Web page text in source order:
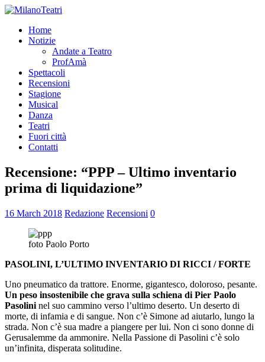
Home
Notizie
Andate a Teatro
ProfAmà
Spettacoli
Recensioni
Stagione
Musical
Danza
Teatri
Fuori città
Contatti
Recensione: “PPP – Ultimo inventario
prima di liquidazione”
16 March 2018 Redazione Recensioni 0
foto Paolo Porto
PASOLINI, L’ULTIMO INVENTARIO DI RICCI / FORTE
Uno pneumatico da trattore. Enorme, gigantesco, doloroso, pesante.
Un peso insostenibile che grava sulla schiena di Pier Paolo
Pasolini nel suo cammino verso l’ultimo deserto. Un deserto di
morte, di infamia e di sangue. Non c’è Simone ad aiutarlo, lungo la
strada. Non c’è sua madre a piangere per lui. Non ci sono donne di
Gerusalemme da ammonire. Nella Passione di Pasolini c’è solo
un’infinita, disperata solitudine.